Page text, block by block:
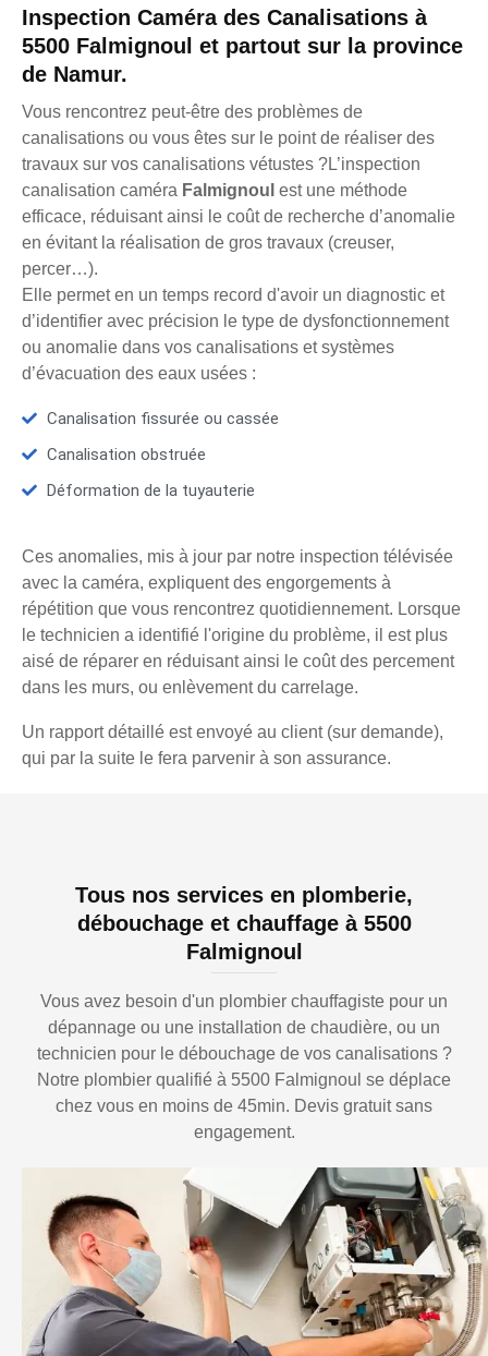
Inspection Caméra des Canalisations à
5500 Falmignoul et partout sur la province
de Namur.
Vous rencontrez peut-être des problèmes de
canalisations ou vous êtes sur le point de réaliser des
travaux sur vos canalisations vétustes ?L’inspection
canalisation caméra Falmignoul est une méthode
efficace, réduisant ainsi le coût de recherche d’anomalie
en évitant la réalisation de gros travaux (creuser,
percer…).
Elle permet en un temps record d'avoir un diagnostic et
d’identifier avec précision le type de dysfonctionnement
ou anomalie dans vos canalisations et systèmes
d’évacuation des eaux usées :
Canalisation fissurée ou cassée
Canalisation obstruée
Déformation de la tuyauterie
Ces anomalies, mis à jour par notre inspection télévisée
avec la caméra, expliquent des engorgements à
répétition que vous rencontrez quotidiennement. Lorsque
le technicien a identifié l'origine du problème, il est plus
aisé de réparer en réduisant ainsi le coût des percement
dans les murs, ou enlèvement du carrelage.
Un rapport détaillé est envoyé au client (sur demande),
qui par la suite le fera parvenir à son assurance.
Tous nos services en plomberie,
débouchage et chauffage à 5500
Falmignoul
Vous avez besoin d'un plombier chauffagiste pour un
dépannage ou une installation de chaudière, ou un
technicien pour le débouchage de vos canalisations ?
Notre plombier qualifié à 5500 Falmignoul se déplace
chez vous en moins de 45min. Devis gratuit sans
engagement.